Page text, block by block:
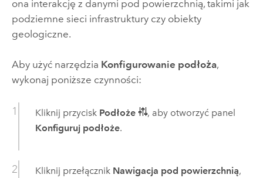
ona interakcję z danymi pod powierzchnią, takimi jak
podziemne sieci infrastruktury czy obiekty
geologiczne.
Aby użyć narzędzia Konfigurowanie podłoża,
wykonaj poniższe czynności:
Kliknij przycisk Podłoże
, aby otworzyć panel
Konfiguruj podłoże.
Kliknij przełącznik Nawigacja pod powierzchnią,